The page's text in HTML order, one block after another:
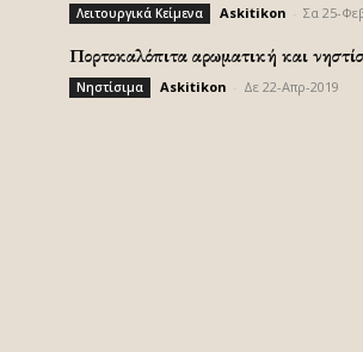
Λειτουργικά Κείμενα Askitikon Σα 25-
Πορτοκαλόπιτα αρωματική και
Νηστίσιμα Askitikon Δε 22-Απρ-2019